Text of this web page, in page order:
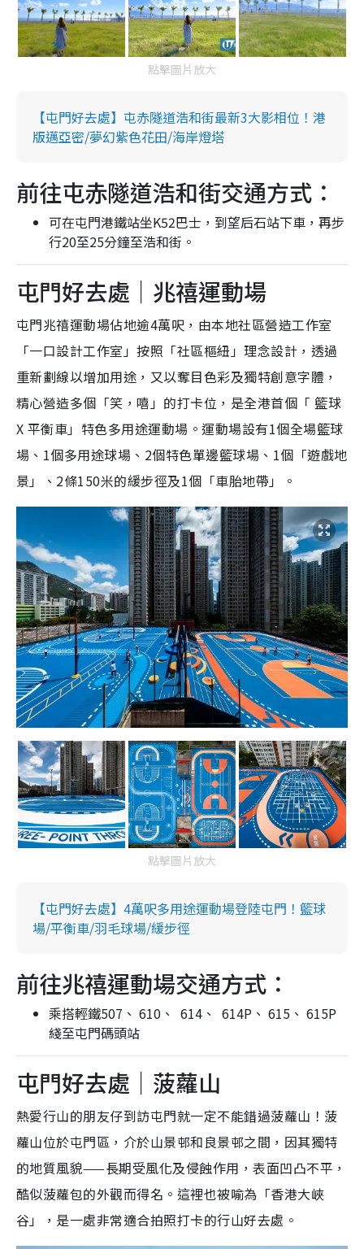
點擊圖片放大
【屯門好去處】屯赤隧道浩和街最新3大影相位！港
版邁亞密/夢幻紫色花田/海岸燈塔
前往屯赤隧道浩和街交通方式：
可在屯門港鐵站坐K52巴士，到望后石站下車，再步
行20至25分鐘至浩和街。
屯門好去處｜兆禧運動場
屯門兆禧運動場佔地逾4萬呎，由本地社區營造工作室
「一口設計工作室」按照「社區樞紐」理念設計，透過
重新劃線以增加用途，又以奪目色彩及獨特創意字體，
精心營造多個「笑，嘻」的打卡位，是全港首個「 籃球
X 平衡車」特色多用途運動場。運動場設有1個全場籃球
場、1個多用途球場、2個特色單邊籃球場、1個「遊戲地
景」、2條150米的緩步徑及1個「車胎地帶」。
點擊圖片放大
【屯門好去處】4萬呎多用途運動場登陸屯門！籃球
場/平衡車/羽毛球場/緩步徑
前往兆禧運動場交通方式：
乘搭輕鐵507、 610、 614、 614P、 615、 615P
綫至屯門碼頭站
屯門好去處｜菠蘿山
熱愛行山的朋友仔到訪屯門就一定不能錯過菠蘿山！菠
蘿山位於屯門區，介於山景邨和良景邨之間，因其獨特
的地質風貌——長期受風化及侵蝕作用，表面凹凸不平，
酷似菠蘿包的外觀而得名。這裡也被喻為「香港大峽
谷」，是一處非常適合拍照打卡的行山好去處。